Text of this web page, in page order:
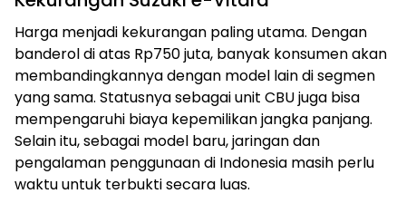
Harga menjadi kekurangan paling utama. Dengan
banderol di atas Rp750 juta, banyak konsumen akan
membandingkannya dengan model lain di segmen
yang sama. Statusnya sebagai unit CBU juga bisa
mempengaruhi biaya kepemilikan jangka panjang.
Selain itu, sebagai model baru, jaringan dan
pengalaman penggunaan di Indonesia masih perlu
waktu untuk terbukti secara luas.